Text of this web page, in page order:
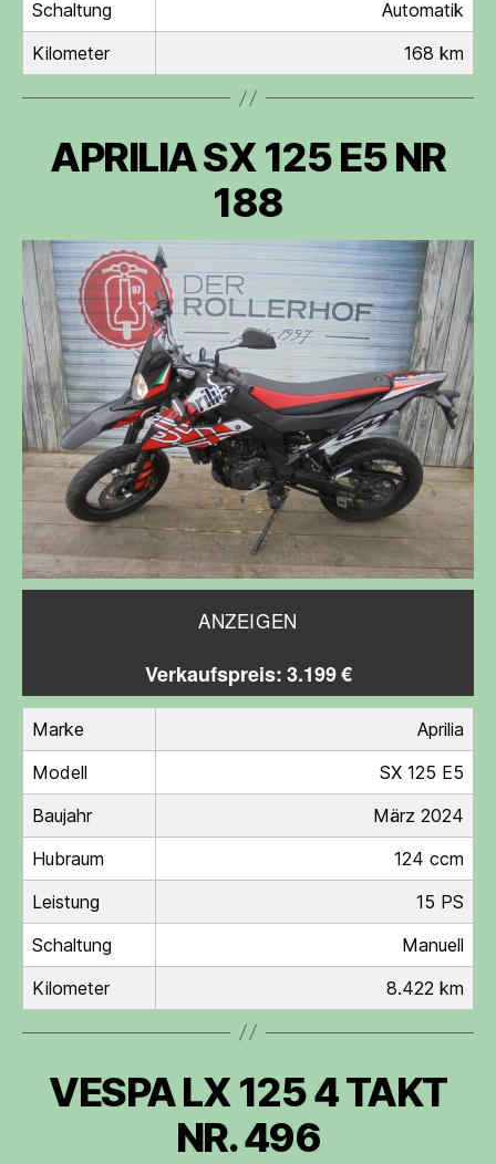
Schaltung
Automatik
Kilometer
168 km
APRILIA SX 125 E5 NR
188
ANZEIGEN
Verkaufspreis: 3.199 €
Marke
Aprilia
Modell
SX 125 E5
Baujahr
März 2024
Hubraum
124 ccm
Leistung
15 PS
Schaltung
Manuell
Kilometer
8.422 km
VESPA LX 125 4 TAKT
NR. 496